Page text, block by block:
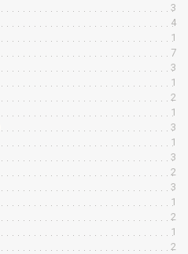
3
4
1
7
3
1
2
1
3
1
3
2
3
1
2
1
2